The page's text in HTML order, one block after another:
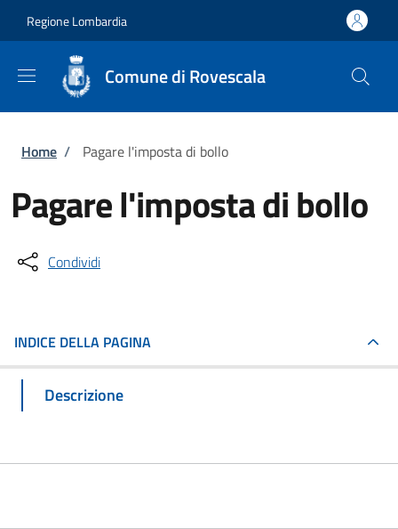
Regione Lombardia
Comune di Rovescala
Briciole di pane
Home / Pagare l'imposta di bollo
Pagare l'imposta di bollo
Condividi
INDICE DELLA PAGINA
Descrizione